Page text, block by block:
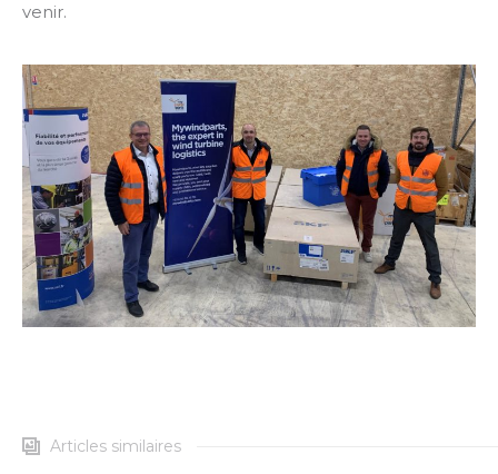
venir.
Articles similaires